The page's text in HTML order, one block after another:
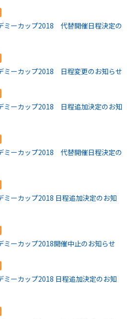
ミーカップ2018 代替開催日程決定の
ミーカップ2018 日程変更のお知らせ
ミーカップ2018 日程追加決定のお知
ミーカップ2018 代替開催日程決定の
ミーカップ2018 日程追加決定のお知
ーカップ2018開催中止のお知らせ
ミーカップ2018 日程追加決定のお知